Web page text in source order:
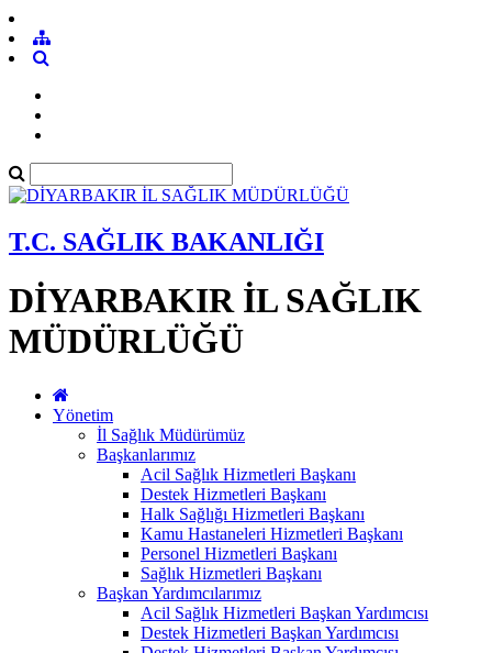
T.C. SAĞLIK BAKANLIĞI
DİYARBAKIR İL SAĞLIK
MÜDÜRLÜĞÜ
Yönetim
İl Sağlık Müdürümüz
Başkanlarımız
Acil Sağlık Hizmetleri Başkanı
Destek Hizmetleri Başkanı
Halk Sağlığı Hizmetleri Başkanı
Kamu Hastaneleri Hizmetleri Başkanı
Personel Hizmetleri Başkanı
Sağlık Hizmetleri Başkanı
Başkan Yardımcılarımız
Acil Sağlık Hizmetleri Başkan Yardımcısı
Destek Hizmetleri Başkan Yardımcısı